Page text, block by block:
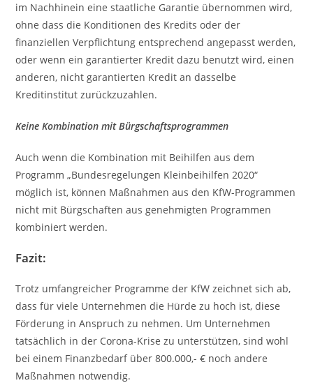
im Nachhinein eine staatliche Garantie übernommen wird,
ohne dass die Konditionen des Kredits oder der
finanziellen Verpflichtung entsprechend angepasst werden,
oder wenn ein garantierter Kredit dazu benutzt wird, einen
anderen, nicht garantierten Kredit an dasselbe
Kreditinstitut zurückzuzahlen.
Keine Kombination mit Bürgschaftsprogrammen
Auch wenn die Kombination mit Beihilfen aus dem
Programm „Bundesregelungen Kleinbeihilfen 2020“
möglich ist, können Maßnahmen aus den KfW-Programmen
nicht mit Bürgschaften aus genehmigten Programmen
kombiniert werden.
Fazit:
Trotz umfangreicher Programme der KfW zeichnet sich ab,
dass für viele Unternehmen die Hürde zu hoch ist, diese
Förderung in Anspruch zu nehmen. Um Unternehmen
tatsächlich in der Corona-Krise zu unterstützen, sind wohl
bei einem Finanzbedarf über 800.000,- € noch andere
Maßnahmen notwendig.